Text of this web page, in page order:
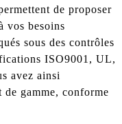
de proposer
vos besoins
sous des contrôles
ISO9001, UL,
avez ainsi
gamme, conforme